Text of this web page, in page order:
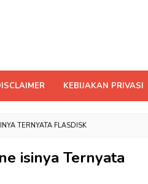
KEBIJAKAN PRIVASI
TERNYATA FLASDISK
isinya Ternyata